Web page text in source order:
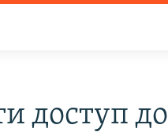
доступ до